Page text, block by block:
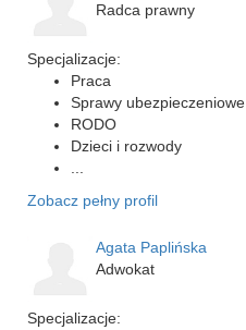
Radca prawny
Specjalizacje:
Praca
Sprawy ubezpieczeniowe
RODO
Dzieci i rozwody
Zobacz pełny profil
Agata Paplińska
Adwokat
Specjalizacje: